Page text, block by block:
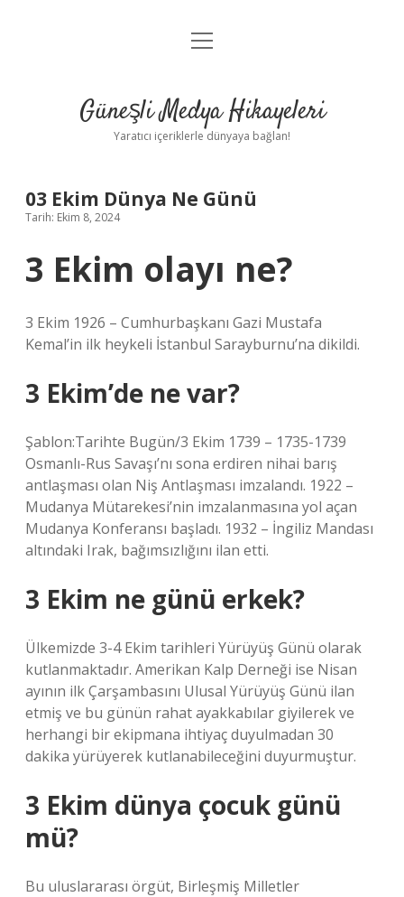
Anasayfa
Yasal Uyarı
menüyü
Güneşli Medya Hikayeleri
Yaratıcı içeriklerle dünyaya bağlan!
03 Ekim Dünya Ne Günü
Tarih: Ekim 8, 2024
3 Ekim olayı ne?
3 Ekim 1926 – Cumhurbaşkanı Gazi Mustafa
Kemal’in ilk heykeli İstanbul Sarayburnu’na dikildi.
3 Ekim’de ne var?
Şablon:Tarihte Bugün/3 Ekim 1739 – 1735-1739
Osmanlı-Rus Savaşı’nı sona erdiren nihai barış
antlaşması olan Niş Antlaşması imzalandı. 1922 –
Mudanya Mütarekesi’nin imzalanmasına yol açan
Mudanya Konferansı başladı. 1932 – İngiliz Mandası
altındaki Irak, bağımsızlığını ilan etti.
3 Ekim ne günü erkek?
Ülkemizde 3-4 Ekim tarihleri ​​Yürüyüş Günü olarak
kutlanmaktadır. Amerikan Kalp Derneği ise Nisan
ayının ilk Çarşambasını Ulusal Yürüyüş Günü ilan
etmiş ve bu günün rahat ayakkabılar giyilerek ve
herhangi bir ekipmana ihtiyaç duyulmadan 30
dakika yürüyerek kutlanabileceğini duyurmuştur.
3 Ekim dünya çocuk günü
mü?
Bu uluslararası örgüt, Birleşmiş Milletler